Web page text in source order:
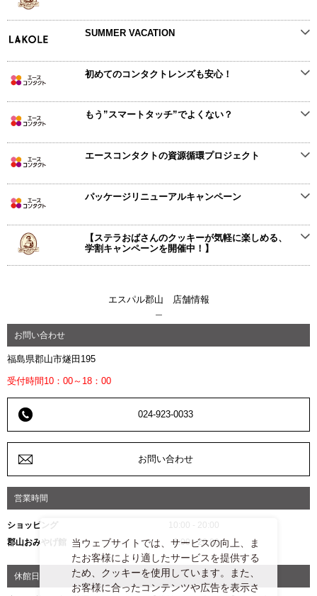
SUMMER VACATION
初めてのコンタクトレンズも安心！
もう”スマートタッチ”でよくない？
エースコンタクトの資源循環プロジェクト
パッケージリニューアルキャンペーン
【ステラおばさんのクッキーが気軽に楽しめる、
学割キャンペーンを開催中！】
エスパル郡山 店舗情報
お問い合わせ
福島県郡山市燧田195
受付時間10：00～18：00
024-923-0033
お問い合わせ
営業時間
ショッピング
10:00 - 20:00
郡山おみやげ館
9:00 - 20:00
休館日
当ウェブサイトでは、サービスの向上、ま
たお客様により適したサービスを提供する
ため、クッキーを使用しています。また、
お客様に合ったコンテンツや広告を表示さ